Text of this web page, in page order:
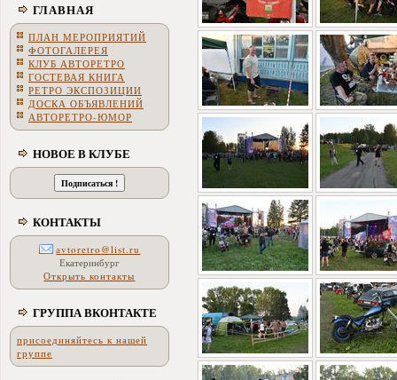
ГЛАВНАЯ
ПЛАН МЕРОПРИЯТИЙ
ФОТОГАЛЕРЕЯ
КЛУБ АВТОРЕТРО
ГОСТЕВАЯ КНИГА
РЕТРО ЭКСПОЗИЦИИ
ДОСКА ОБЪЯВЛЕНИЙ
АВТОРЕТРО-ЮМОР
НОВОЕ В КЛУБЕ
КОНТАКТЫ
avtoretro@list.ru
Екатеринбург
Открыть контакты
ГРУППА ВКОНТАКТЕ
присоединяйтесь к нашей
группе